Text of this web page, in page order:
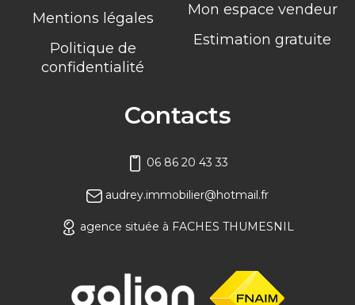
Mentions légales
Politique de
confidentialité
Mon espace vendeur
Estimation gratuite
Contacts
06 86 20 43 33
audrey.immobilier@hotmail.fr
agence située à FACHES THUMESNIL